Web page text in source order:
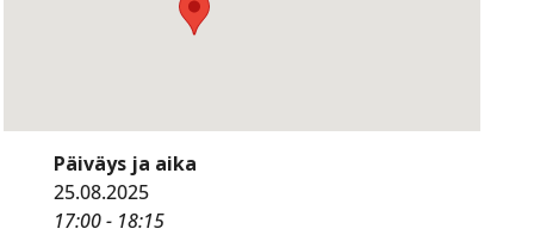
Päiväys ja aika
25.08.2025
17:00 - 18:15